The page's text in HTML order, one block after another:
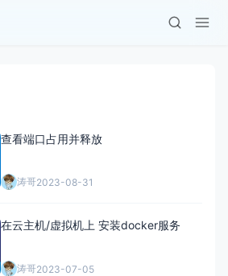
查看端口占用并释放
涛哥2023-08-31
在云主机/虚拟机上 安装docker服务
涛哥2023-07-05